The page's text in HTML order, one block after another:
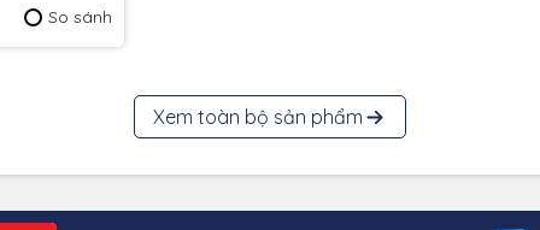
So sánh
Xem toàn bộ sản phẩm